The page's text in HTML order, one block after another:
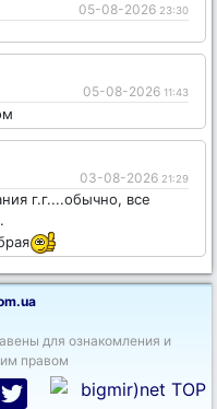
05-08-2026 23:30
05-08-2026 11:43
03-08-2026 21:29
г.г....обычно, все
для ознакомления и
правом